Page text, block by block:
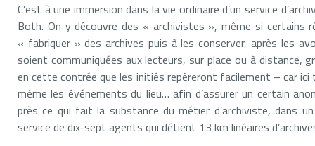
C’est à une immersion dans la vie ordinaire d’un service
Both. On y découvre des « archivistes », même si certains
« fabriquer » des archives puis à les conserver, après les
soient communiquées aux lecteurs, sur place ou à distance,
en cette contrée que les initiés repèreront facilement – car
même les événements du lieu… afin d’assurer un certain
près ce qui fait la substance du métier d’archiviste, dans
service de dix-sept agents qui détient 13 km linéaires